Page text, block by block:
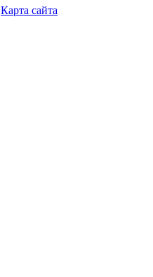
Карта сайта